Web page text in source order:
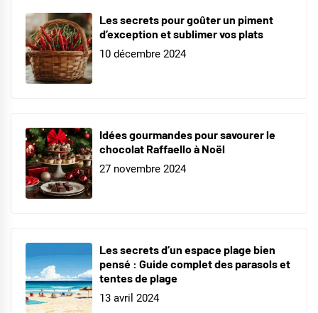
Les secrets pour goûter un piment
d’exception et sublimer vos plats
10 décembre 2024
Idées gourmandes pour savourer le
chocolat Raffaello à Noël
27 novembre 2024
Les secrets d’un espace plage bien
pensé : Guide complet des parasols et
tentes de plage
13 avril 2024